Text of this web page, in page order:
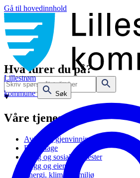
Gå til hovedinnhold
Lillestrøm
kommune
Søk
Hva lurer du på?
Våre tjenester
Avfall og gjenvinning
Barnehage
Bolig og sosiale tjenester
Bygg og eiendom
Energi, klima og miljø